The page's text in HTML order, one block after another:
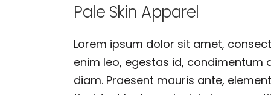
Pale Skin Apparel
Lorem ipsum dolor sit amet,
enim leo, egestas id, condimentum
diam. Praesent mauris ante,